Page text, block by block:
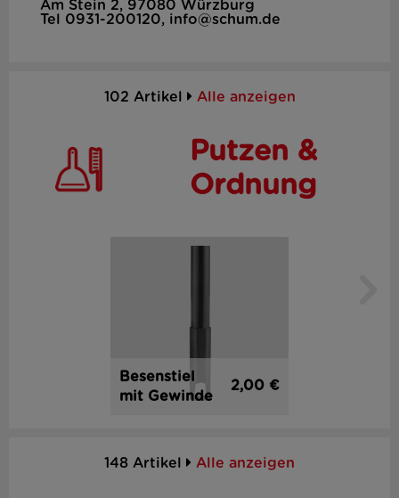
Am Stein 2, 97080 Würzburg
Tel 0931-200120, info@schum.de
102 Artikel Alle anzeigen
Putzen &
Ordnung
Besenstiel
mit Gewinde
2,00 €
148 Artikel Alle anzeigen